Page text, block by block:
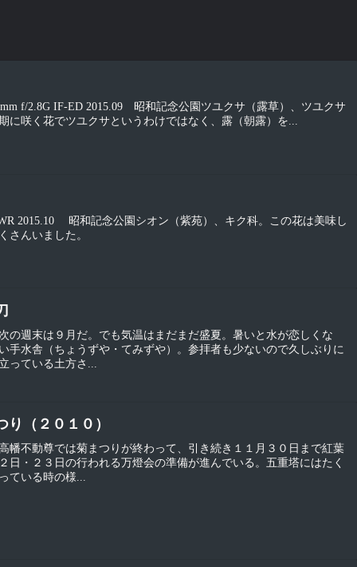
f/2.8G IF-ED 2015.09 昭和記念公園ツユクサ（露草）、ツユクサ
に咲く花でツユクサというわけではなく、露（朝露）を...
2015.10 昭和記念公園シオン（紫苑）、キク科。この花は美味し
さんいました。
の週末は９月だ。でも気温はまだまだ盛夏。暑いと水が恋しくな
手水舎（ちょうずや・てみずや）。参拝者も少ないので久しぶりに
っている土方さ...
り（２０１０）
幡不動尊では菊まつりが終わって、引き続き１１月３０日まで紅葉
日・２３日の行われる万燈会の準備が進んでいる。五重塔にはたく
ている時の様...